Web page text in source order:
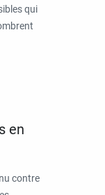
qui
en
contre